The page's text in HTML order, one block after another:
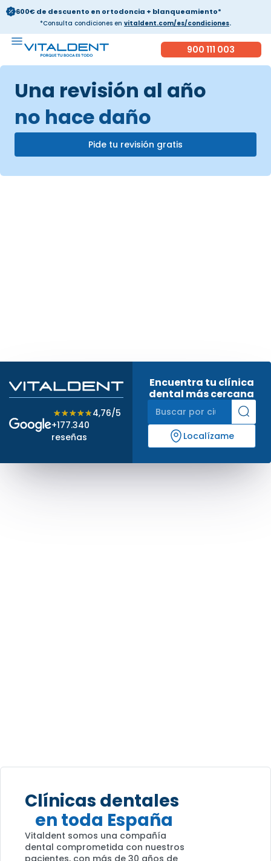
600€ de descuento en ortodoncia + blanqueamiento*
*Consulta condiciones en vitaldent.com/es/condiciones.
900 111 003
Una revisión al año
no hace daño
Pide tu revisión gratis
Clínicas dentales
en toda España
Vitaldent somos una compañía
dental comprometida con nuestros
pacientes, con más de 30 años de
★★★★★
★★★★★4,76/5
+177.340
reseñas
Encuentra tu clínica
dental más cercana
Localízame